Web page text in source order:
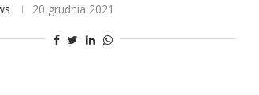
20 grudnia 2021